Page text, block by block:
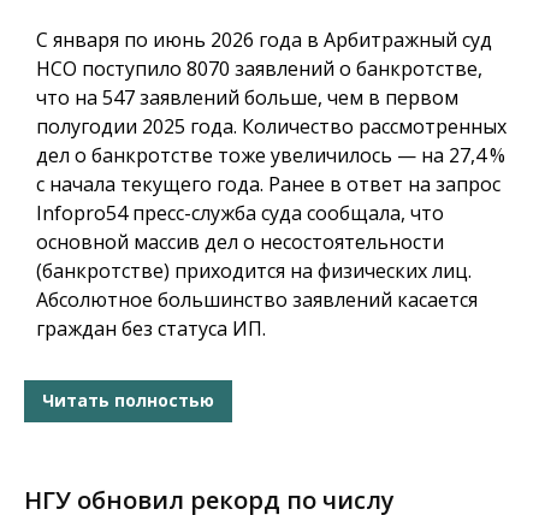
С января по июнь 2026 года в Арбитражный суд
НСО поступило 8070 заявлений о банкротстве,
что на 547 заявлений больше, чем в первом
полугодии 2025 года. Количество рассмотренных
дел о банкротстве тоже увеличилось — на 27,4 %
с начала текущего года. Ранее в ответ на запрос
Infopro54 пресс-служба суда сообщала, что
основной массив дел о несостоятельности
(банкротстве) приходится на физических лиц.
Абсолютное большинство заявлений касается
граждан без статуса ИП.
Читать полностью
НГУ обновил рекорд по числу